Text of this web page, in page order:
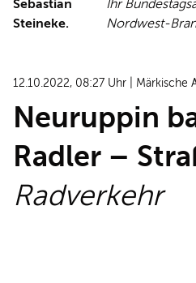
Sebastian
Steineke.
Ihr
Nordwest-
12.10.2022, 08:27 Uhr | Märkische
Neuruppin
Radler –
Radverkehr